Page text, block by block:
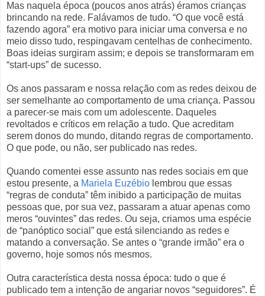
Mas naquela época (poucos anos atrás) éramos crianças
brincando na rede. Falávamos de tudo. “O que você está
fazendo agora” era motivo para iniciar uma conversa e no
meio disso tudo, respingavam centelhas de conhecimento.
Boas ideias surgiram assim; e depois se transformaram em
“start-ups” de sucesso.
Os anos passaram e nossa relação com as redes deixou de
ser semelhante ao comportamento de uma criança. Passou
a parecer-se mais com um adolescente. Daqueles
revoltados e críticos em relação a tudo. Que acreditam
serem donos do mundo, ditando regras de comportamento.
O que pode, ou não, ser publicado nas redes.
Quando comentei esse assunto nas redes sociais em que
estou presente, a Mariela Euzébio lembrou que essas
“regras de conduta” têm inibido a participação de muitas
pessoas que, por sua vez, passaram a atuar apenas como
meros “ouvintes” das redes. Ou seja, criamos uma espécie
de “panóptico social” que está silenciando as redes e
matando a conversação. Se antes o “grande irmão” era o
governo, hoje somos nós mesmos.
Outra característica desta nossa época: tudo o que é
publicado tem a intenção de angariar novos “seguidores”. É